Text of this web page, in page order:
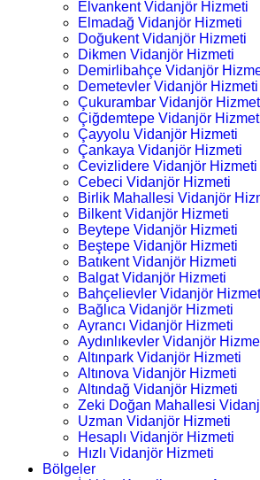
Elvankent Vidanjör Hizmeti
Elmadağ Vidanjör Hizmeti
Doğukent Vidanjör Hizmeti
Dikmen Vidanjör Hizmeti
Demirlibahçe Vidanjör
Demetevler Vidanjör Hizmeti
Çukurambar Vidanjör
Çiğdemtepe Vidanjör
Çayyolu Vidanjör Hizmeti
Çankaya Vidanjör Hizmeti
Cevizlidere Vidanjör Hizmeti
Cebeci Vidanjör Hizmeti
Birlik Mahallesi Vidanjör
Bilkent Vidanjör Hizmeti
Beytepe Vidanjör Hizmeti
Beştepe Vidanjör Hizmeti
Batıkent Vidanjör Hizmeti
Balgat Vidanjör Hizmeti
Bahçelievler Vidanjör
Bağlıca Vidanjör Hizmeti
Ayrancı Vidanjör Hizmeti
Aydınlıkevler Vidanjör
Altınpark Vidanjör Hizmeti
Altınova Vidanjör Hizmeti
Altındağ Vidanjör Hizmeti
Zeki Doğan Mahallesi
Uzman Vidanjör Hizmeti
Hesaplı Vidanjör Hizmeti
Hızlı Vidanjör Hizmeti
Bölgeler